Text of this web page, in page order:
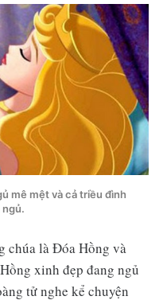
mê mệt và cả triều đình
ngủ.
chúa là Đóa Hồng và
xinh đẹp đang ngủ
tử nghe kể chuyện